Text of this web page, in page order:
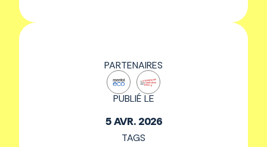
PARTENAIRES
PUBLIÉ LE
5 AVR. 2026
TAGS